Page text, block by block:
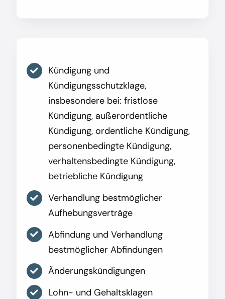
Kündigung und
Kündigungsschutzklage,
insbesondere bei: fristlose
Kündigung, außerordentliche
Kündigung, ordentliche Kündigung,
personenbedingte Kündigung,
verhaltensbedingte Kündigung,
betriebliche Kündigung
Verhandlung bestmöglicher
Aufhebungsverträge
Abfindung und Verhandlung
bestmöglicher Abfindungen
Änderungskündigungen
Lohn- und Gehaltsklagen